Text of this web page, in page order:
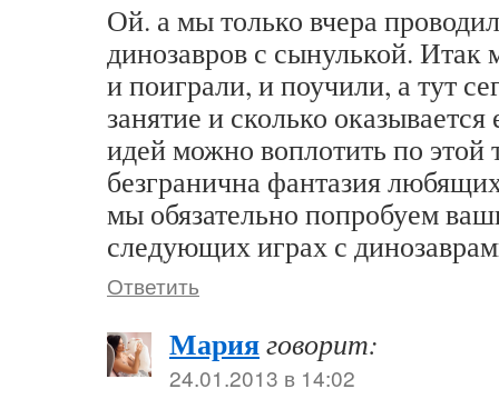
Ой. а мы только вчера
динозавров с сынулькой. Итак
и поиграли, и поучили, а тут
занятие и сколько
идей можно воплотить по этой
безгранична фантазия
мы обязательно попробуем
следующих играх с
Ответить
Марияговорит:
24.01.2013 в 14:02